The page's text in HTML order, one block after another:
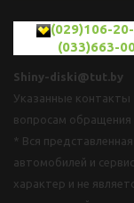
(029)106-
(033)663-
Shiny-diski@tut.by
Указанные контакты
вопросам обращения
* Вся
автомобилей и
характер и не